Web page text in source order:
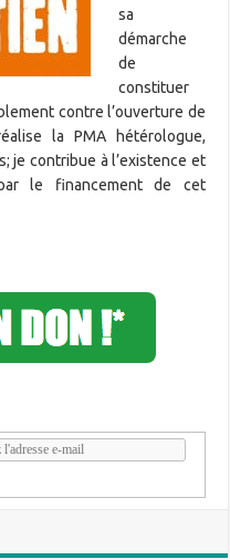
sa
démarche
de
constituer
contre l’ouverture de
la PMA hétérologue,
je contribue à l’existence et
le financement de cet